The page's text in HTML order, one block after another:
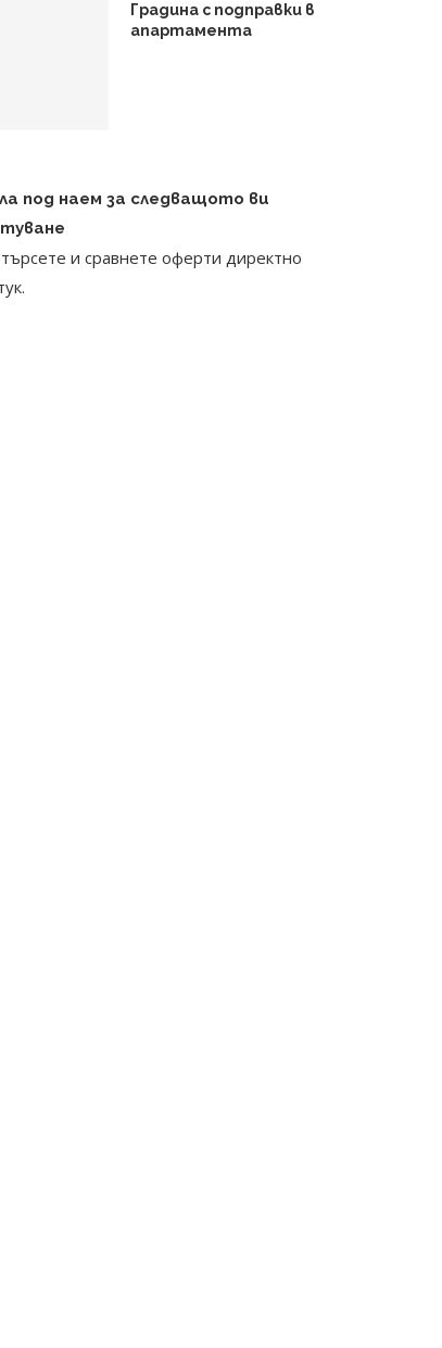
Градина с подправки в
апартамента
под наем за следващото ви
и сравнете оферти директно